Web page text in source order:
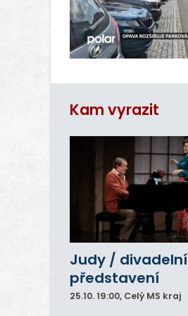
Kam vyrazit
Judy / divadelní
představení
25.10.19:00, Celý MS kraj